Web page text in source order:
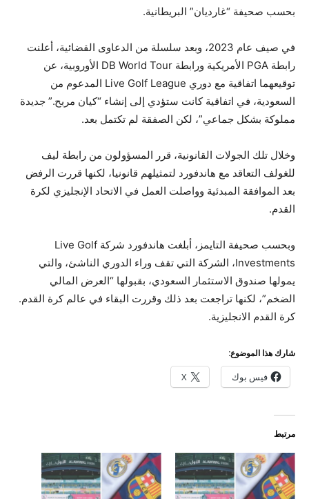
بحسب صحيفة “غارديان” البريطانية.
في صيف عام 2023، وبعد سلسلة من الدعاوى القضائية، أعلنت
رابطة PGA الأمريكية ورابطة DB World Tour الأوروبية، عن
توقيعهما اتفاقية مع دوري Live Golf League المدعوم من
السعودية، في اتفاقية كانت ستؤدي إلى إنشاء “كيان مربح.” جديدة
مملوكة بشكل جماعي”، لكن الصفقة لم تكتمل بعد.
وخلال تلك الجولات القانونية، قرر المسؤولون من رابطة ليف
للغولف التعاقد مع هاندفورد لتمثيلهم قانونيا، لكنها قررت الرفض
بعد الموافقة المبدئية وواصلت العمل في الاتحاد الإنجليزي لكرة
القدم.
وبحسب صحيفة التايمز، أبلغت هاندفورد شركة Live Golf
Investments، الشركة التي تقف وراء الدوري الناشئ، والتي
يمولها صندوق الاستثمار السعودي، بقبولها “العرض المالي
الضخم”، لكنها تراجعت بعد ذلك وقررت البقاء في عالم كرة القدم.
كرة القدم الانجليزية.
شارك هذا الموضوع:
فيس بوك X
مرتبط